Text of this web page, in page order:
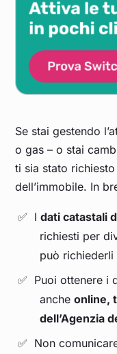
Se stai gestendo
o gas – o stai
ti sia stato
dell’immobile. In
I dati catastali
richiesti per
può
Puoi ottenere i
ancheonline,
dell’Agenzia
Non